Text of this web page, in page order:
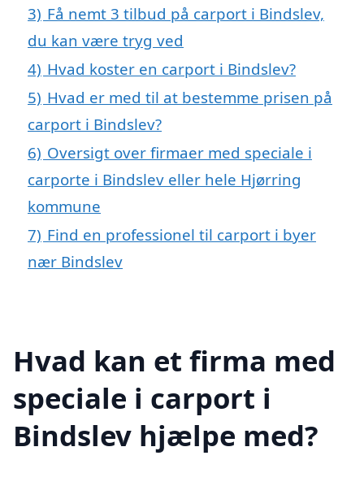
3) Få nemt 3 tilbud på carport i Bindslev,
du kan være tryg ved
4) Hvad koster en carport i Bindslev?
5) Hvad er med til at bestemme prisen på
carport i Bindslev?
6) Oversigt over firmaer med speciale i
carporte i Bindslev eller hele Hjørring
kommune
7) Find en professionel til carport i byer
nær Bindslev
Hvad kan et firma med
speciale i carport i
Bindslev hjælpe med?